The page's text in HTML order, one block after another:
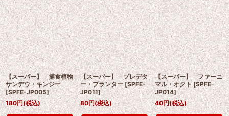
【スーパー】 捕食植物
サンデウ・キンジー
[SPFE-JP005]
180円(税込)
【スーパー】 プレデタ
ー・プランター [SPFE-
JP011]
80円(税込)
【スーパー】 ファーニ
マル・オクト [SPFE-
JP014]
40円(税込)